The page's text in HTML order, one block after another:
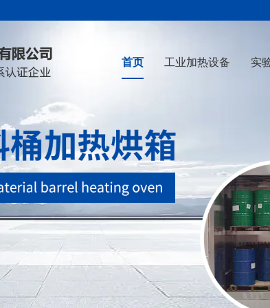
首页 工业加热设备 实